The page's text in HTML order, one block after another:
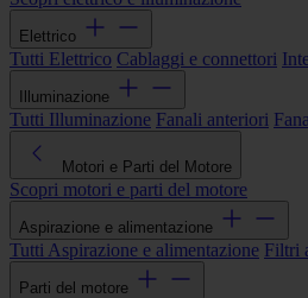
Elettrico
Tutti Elettrico Cablaggi e connettori
Illuminazione
Tutti Illuminazione Fanali anteriori
Motori e Parti del Motore
Scopri motori e parti del motore
Aspirazione e alimentazione
Tutti Aspirazione e alimentazione Filtri
Parti del motore